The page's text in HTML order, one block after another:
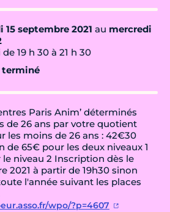
15 septembre 2021 au mercredi
19 h 30 à 21 h 30
terminé
Paris Anim’ déterminés
de 26 ans par votre quotient
les moins de 26 ans : 42€30
de 65€ pour les deux niveaux 1
niveau 2 Inscription dès le
2021 à partir de 19h30 sinon
l'année suivant les places
wpo/?p=4607